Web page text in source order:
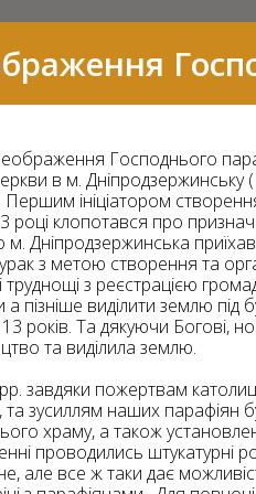
Господнього
в м. Дніпродзержинську
ініціатором
році клопотався про
м. Дніпродзержинська
з метою створення та
труднощі з реєстрацією
а пізніше виділити землю під
років. Та дякуючи Богові,
та виділила землю.
завдяки пожертвам
та зусиллям наших парафіян
храму, а також
проводились штукатурні
але все ж таки дає
43
11
6
7